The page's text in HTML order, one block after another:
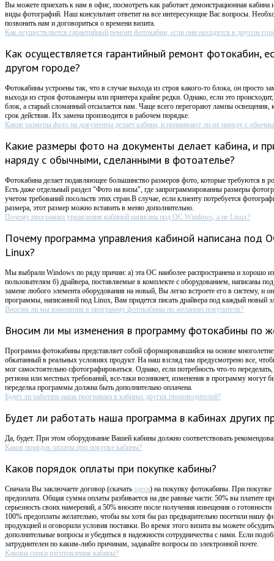
Вы можете приехать к нам в офис, посмотреть как работает демонстрационная кабина
виды фотографий. Наш консультант ответит на все интересующие Вас вопросы.
позвонить нам и договориться о времени визита.
Как осуществляется гарантийный ремонт фотокабин, если они находятся в другом
Как осуществляется гарантийный ремонт фотокабин,
другом городе?
Фотокабины устроены так, что в случае выхода из строя какого-то блока, он просто
выхода из строя фотокамеры или принтера крайне редки. Однако, если это
блок, а старый сломанный отсылается нам. Чаще всего перегорают лампы освещения,
срок действия. Их замена производится в рабочем порядке.
Какие размеры фото на документы делает кабина, и принимают ли их наряду с
Какие размеры фото на документы делает кабина, и
наряду с обычными, сделанными в фотоателье?
Фотокабина делает подавляющее большинство размеров фото, которые требуются в
Есть даже отдельный раздел "Фото на визы", где запрограммированны размеры
учетом требований посольств этих стран.В случае, если клиенту потребуется
размера, этот размер можно вставить в меню дополнительно.
Почему программа управления кабиной написана под ОС Windows, а не Linux?
Почему программа управления кабиной написана под
Linux?
Мы выбрали Windows по ряду причин: а) эта ОС наиболее распространена и хорошо
пользователям б) драйвера, поставляемые в комплекте с оборудованием, написаны
замене любого элемента оборудования на новый, Вы легко встроете его в систему, и он
программы, написанной под Linux, Вам придется писать драйвера под каждый новый
Вносим ли мы изменения в программу фотокабины по желанию покупателя?
Вносим ли мы изменения в программу фотокабины по
Программа фотокабины представляет собой сформировавшийся на основе
обкатанный в реальных условиях продукт. На наш взгляд там предусмотрено все,
мог самостоятельно сфотографироваться. Однако, если потребность что-то
региона или местных требований, все-таки возникнет, изменения в программу могут
переделка программы должна быть дополнительно оплачена.
Будет ли работать наша программа в кабинах других производителей?
Будет ли работать наша программа в кабинах других
Да, будет. При этом оборудование Вашей кабины должно соответствовать
Каков порядок оплаты при покупке кабины?
Каков порядок оплаты при покупке кабины?
Сначала Вы заключаете договор (скачать здесь) на покупку фотокабины. При покупке
предоплата. Общая сумма оплаты разбивается на две равные части: 50% вы платите
серьезность своих намерений, а 50% вносите после получения извещения о
100% предоплаты желательно, чтобы вы хотя бы раз предварительно посетили нашу
продукцией и оговорили условия поставки. Во время этого визита вы можете
дополнительные вопросы и убедиться в надежности сотрудничества с нами. Если
затруднителен по каким-либо причинам, задавайте вопросы по электронной почте.
Каковы сроки изготовления кабины?